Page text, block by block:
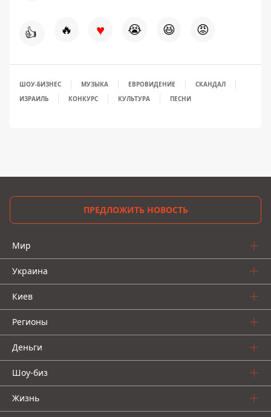
👍 🔥 ♥ 😭 😆 😡
ШОУ-БИЗНЕС МУЗЫКА ЕВРОВИДЕНИЕ
СКАНДАЛ
ИЗРАИЛЬ
КОНКУРС КУЛЬТУРА ПЕСНИ
ПРЕДЛОЖИТЬ НОВОСТЬ
Мир
Украина
Киев
Регионы
Деньги
Шоу-биз
Жизнь